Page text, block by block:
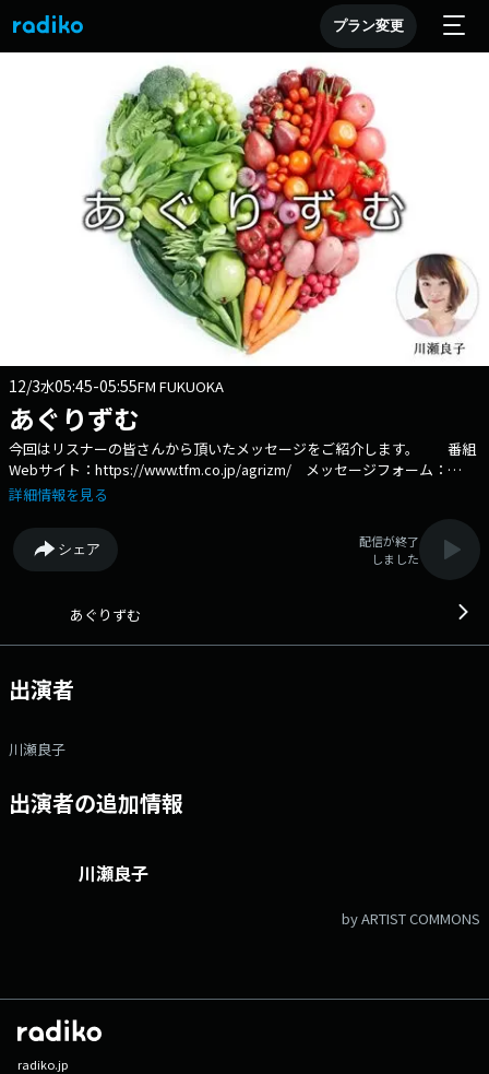
プラン変更
12/3水05:45-05:55FM FUKUOKA
あぐりずむ
今回はリスナーの皆さんから頂いたメッセージをご紹介します。 番組
Webサイト：https://www.tfm.co.jp/agrizm/ メッセージフォーム：
https://www.tfm.co.jp/f/agrizm/message Xハッシュタグは「#あぐり
詳細情報を見る
シェア
配信が終了
しました
あぐりずむ
出演者
川瀬良子
出演者の追加情報
川瀬良子
by ARTIST COMMONS
radiko.jp